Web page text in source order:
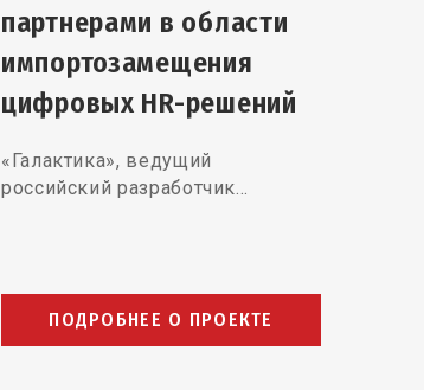
партнерами в области
импортозамещения
цифровых HR-решений
«Галактика», ведущий
российский разработчик…
ПОДРОБНЕЕ О ПРОЕКТЕ